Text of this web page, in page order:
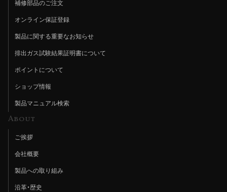
補修部品のご注文
オンライン保証登録
製品に関する重要なお知らせ
排出ガス試験結果証明書について
ポイントについて
ショップ情報
製品マニュアル検索
About
ご挨拶
会社概要
製品への取り組み
沿革・歴史